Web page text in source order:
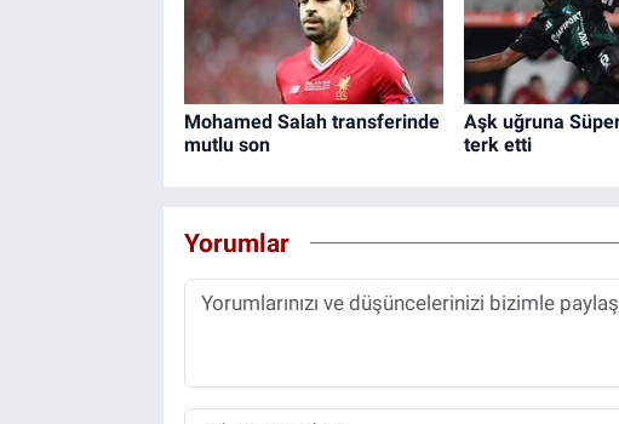
Mohamed Salah transferinde
mutlu son
Aşk uğruna
terk etti
Yorumlar